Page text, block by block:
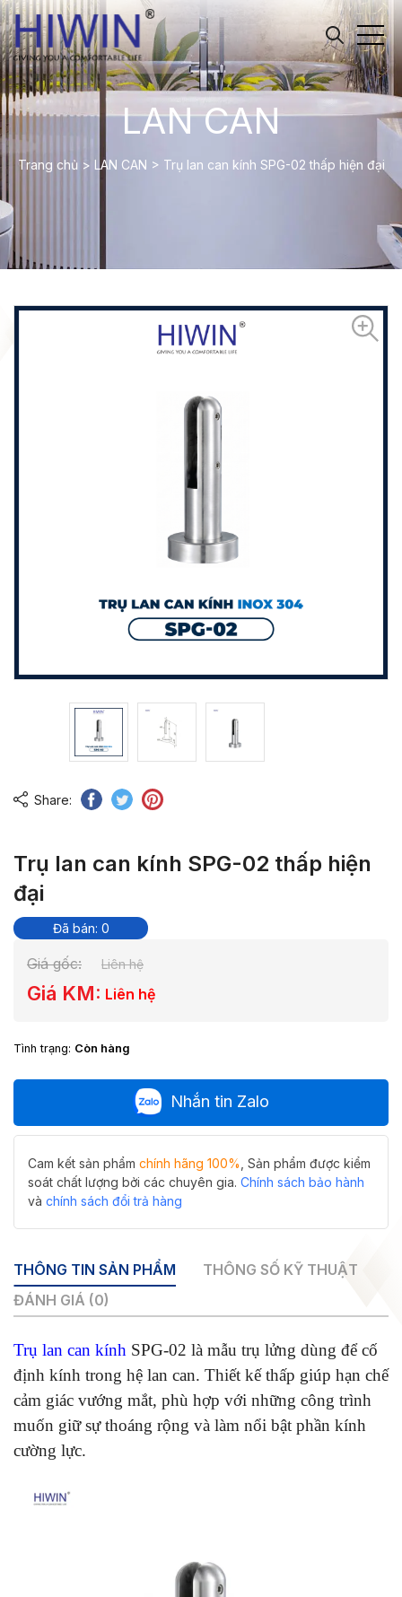
LAN CAN
Trang chủ > LAN CAN > Trụ lan can kính SPG-02 thấp hiện đại
Share:
Trụ lan can kính SPG-02 thấp hiện
đại
Đã bán: 0
Giá gốc: Liên hệ
Giá KM: Liên hệ
Tình trạng: Còn hàng
Nhắn tin Zalo
Cam kết sản phẩm chính hãng 100% , Sản phẩm được kiểm
soát chất lượng bởi các chuyên gia. Chính sách bảo hành
và chính sách đổi trả hàng
THÔNG TIN SẢN PHẨM
THÔNG SỐ KỸ THUẬT
ĐÁNH GIÁ (0)
Trụ lan can kính SPG-02 là mẫu trụ lửng dùng để cố
định kính trong hệ lan can. Thiết kế thấp giúp hạn chế
cảm giác vướng mắt, phù hợp với những công trình
muốn giữ sự thoáng rộng và làm nổi bật phần kính
cường lực.